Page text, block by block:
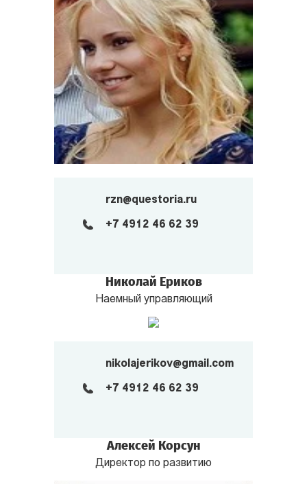
rzn@questoria.ru
+7 4912 46 62 39
Николай Ериков
Наемный управляющий
nikolajerikov@gmail.com
+7 4912 46 62 39
Алексей Корсун
Директор по развитию